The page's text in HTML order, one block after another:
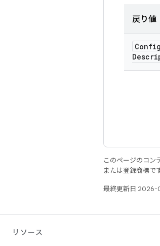
戻り値
このページのコン
または登録商標です
最終更新日 2026-
リソース